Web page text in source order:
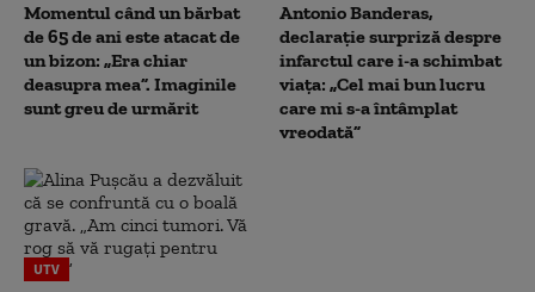
Momentul când un bărbat
de 65 de ani este atacat de
un bizon: „Era chiar
deasupra mea”. Imaginile
sunt greu de urmărit
Antonio Banderas,
declarație surpriză despre
infarctul care i-a schimbat
viața: „Cel mai bun lucru
care mi s-a întâmplat
vreodată”
UTV